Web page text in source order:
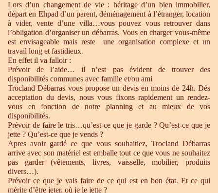
Lors d’un changement de vie : héritage d’un bien immobilier,
départ en Ehpad d’un parent, déménagement à l’étranger, location
à vider, vente d’une villa…vous pouvez vous retrouver dans
l’obligation d’organiser un débarras. Vous en charger vous-même
est envisageable mais reste une organisation complexe et un
travail long et fastidieux.
En effet il va falloir :
Prévoir de l’aide… il n’est pas évident de trouver des
disponibilités communes avec famille et/ou ami
Trocland Débarras vous propose un devis en moins de 24h. Dés
acceptation du devis, nous vous fixons rapidement un rendez-
vous en fonction de notre planning et au mieux de vos
disponibilités.
Prévoir de faire le tris…qu’est-ce que je garde ? Qu’est-ce que je
jette ? Qu’est-ce que je vends ?
Apres avoir gardé ce que vous souhaitiez, Trocland Débarras
arrive avec son matériel est emballe tout ce que vous ne souhaitez
pas garder (vêtements, livres, vaisselle, mobilier, produits
divers…).
Prévoir ce que je vais faire de ce qui est en bon état. Et ce qui
mérite d’être jeter, où je le jette ?